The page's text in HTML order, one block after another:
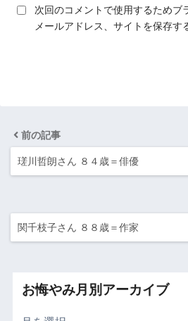
次回のコメントで使用するためブ
メールアドレス、サイトを保存す
前の記事
瑳川哲朗さん ８４歳＝俳優
関千枝子さん ８８歳＝作家
お悔やみ月別アーカイブ